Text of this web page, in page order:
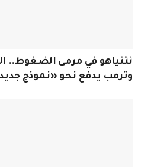
نتنياهو في مرمى الضغوط..
وترمب يدفع نحو «نموذج